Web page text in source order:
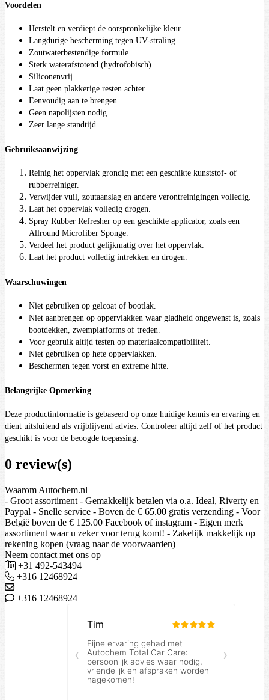
Voordelen
Herstelt en verdiept de oorspronkelijke kleur
Langdurige bescherming tegen UV-straling
Zoutwaterbestendige formule
Sterk waterafstotend (hydrofobisch)
Siliconenvrij
Laat geen plakkerige resten achter
Eenvoudig aan te brengen
Geen napolijsten nodig
Zeer lange standtijd
Gebruiksaanwijzing
Reinig het oppervlak grondig met een geschikte kunststof- of
rubberreiniger.
Verwijder vuil, zoutaanslag en andere verontreinigingen volledig.
Laat het oppervlak volledig drogen.
Spray Rubber Refresher op een geschikte applicator, zoals een
Allround Microfiber Sponge.
Verdeel het product gelijkmatig over het oppervlak.
Laat het product volledig intrekken en drogen.
Waarschuwingen
Niet gebruiken op gelcoat of bootlak.
Niet aanbrengen op oppervlakken waar gladheid ongewenst is, zoals
bootdekken, zwemplatforms of treden.
Voor gebruik altijd testen op materiaalcompatibiliteit.
Niet gebruiken op hete oppervlakken.
Beschermen tegen vorst en extreme hitte.
Belangrijke Opmerking
Deze productinformatie is gebaseerd op onze huidige kennis en ervaring en
dient uitsluitend als vrijblijvend advies. Controleer altijd zelf of het product
geschikt is voor de beoogde toepassing.
0 review(s)
Waarom Autochem.nl
- Groot assortiment - Gemakkelijk betalen via o.a. Ideal, Riverty en
Paypal - Snelle service - Boven de € 65.00 gratis verzending - Voor
België boven de € 125.00 Facebook of instagram - Eigen merk
assortiment waar u zeker voor terug komt! - Zakelijk makkelijk op
rekening kopen (vraag naar de voorwaarden)
Neem contact met ons op
+31 492-543494
+316 12468924
+316 12468924